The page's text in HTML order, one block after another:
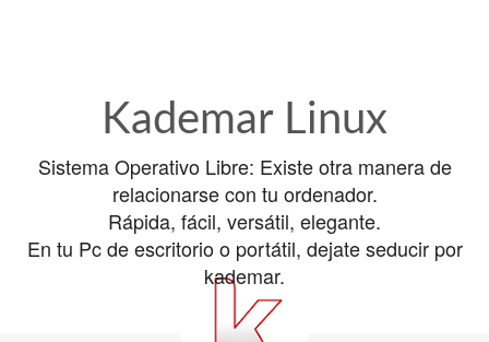
Kademar Linux
Sistema Operativo Libre: Existe otra manera de
relacionarse con tu ordenador.
Rápida, fácil, versátil, elegante.
En tu Pc de escritorio o portátil, dejate seducir por
kademar.